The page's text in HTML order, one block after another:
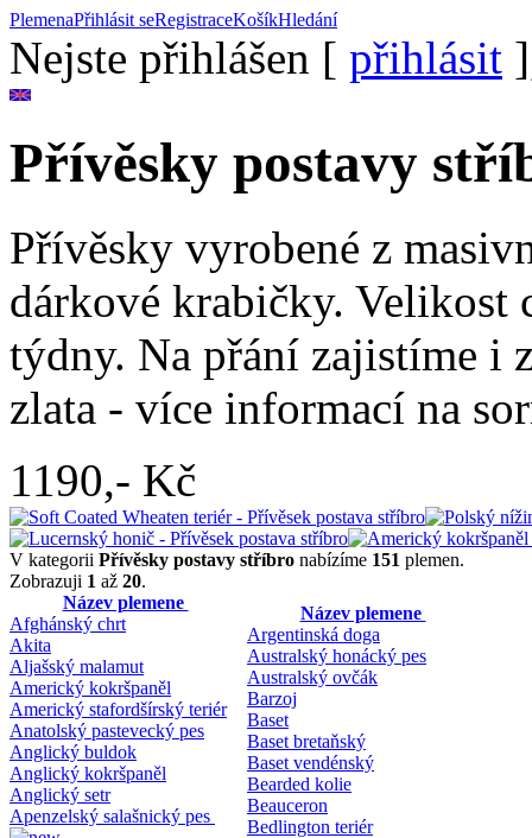
PlemenaPřihlásit seRegistraceKošíkHledání
Nejste přihlášen [ přihlásit
Přívěsky postavy
Přívěsky vyrobené z
dárkové krabičky. Velikost
týdny. Na přání zajistíme i
zlata - více informací na
1190,- Kč
V kategorii Přívěsky postavy stříbro nabízíme 151 plemen.
Zobrazuji 1 až 20.
Název plemene
Afghánský chrt
Akita
Aljašský malamut
Americký kokršpaněl
Americký stafordšírský teriér
Anatolský pastevecký pes
Anglický buldok
Anglický kokršpaněl
Anglický setr
Apenzelský salašnický pes
Název plemene
Argentinská doga
Australský honácký pes
Australský ovčák
Barzoj
Baset
Baset bretaňský
Baset vendénský
Bearded kolie
Beauceron
Bedlington teriér